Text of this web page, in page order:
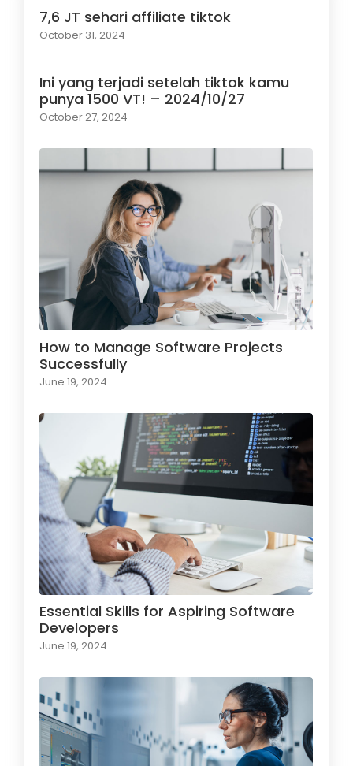
7,6 JT sehari affiliate tiktok
October 31, 2024
Ini yang terjadi setelah tiktok kamu
punya 1500 VT! – 2024/10/27
October 27, 2024
How to Manage Software Projects
Successfully
June 19, 2024
Essential Skills for Aspiring Software
Developers
June 19, 2024